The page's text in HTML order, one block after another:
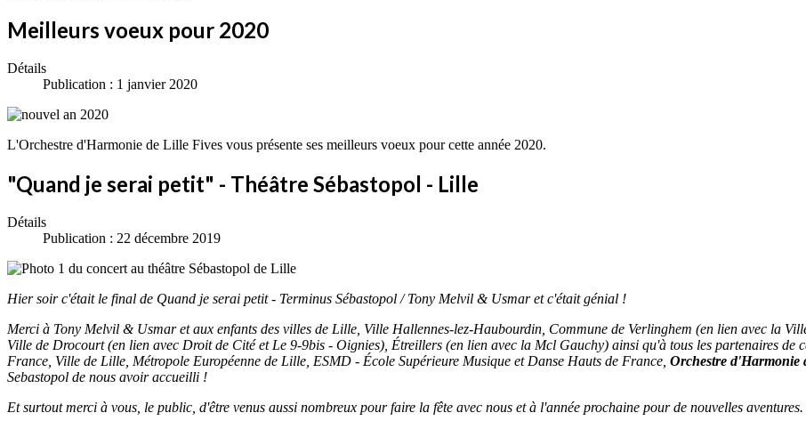
Meilleurs voeux pour 2020
Détails
Publication : 1 janvier 2020
L'Orchestre d'Harmonie de Lille Fives vous présente ses meilleurs voeux pour cette année 2020.
"Quand je serai petit" - Théâtre Sébastopol - Lille
Détails
Publication : 22 décembre 2019
Hier soir c'était le final de Quand je serai petit - Terminus Sébastopol / Tony Melvil & Usmar et c'était génial !
Merci à Tony Melvil & Usmar et aux enfants des villes de Lille, Ville Hallennes-lez-Haubourdin, Commune de Verlinghem (en lien avec la
Ville de Drocourt (en lien avec Droit de Cité et Le 9-9bis - Oignies), Étreillers (en lien avec la Mcl Gauchy) ainsi qu'à tous les partenaires de
France, Ville de Lille, Métropole Européenne de Lille, ESMD - École Supérieure Musique et Danse Hauts de France, Orchestre d'Harmonie
Sebastopol de nous avoir accueilli !
Et surtout merci à vous, le public, d'être venus aussi nombreux pour faire la fête avec nous et à l'année prochaine pour de nouvelles